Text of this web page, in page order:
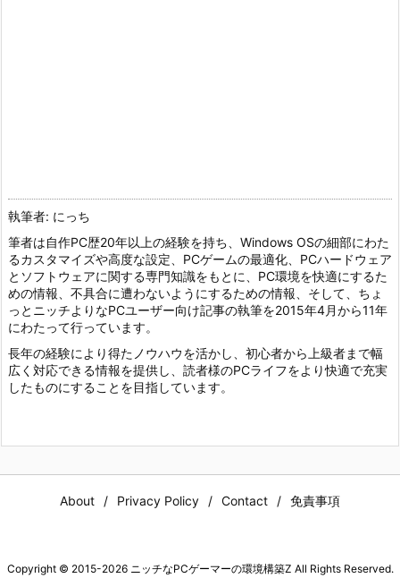
執筆者: にっち
筆者は自作PC歴20年以上の経験を持ち、Windows OSの細部にわた
るカスタマイズや高度な設定、PCゲームの最適化、PCハードウェア
とソフトウェアに関する専門知識をもとに、PC環境を快適にするた
めの情報、不具合に遭わないようにするための情報、そして、ちょ
っとニッチよりなPCユーザー向け記事の執筆を2015年4月から11年
にわたって行っています。
長年の経験により得たノウハウを活かし、初心者から上級者まで幅
広く対応できる情報を提供し、読者様のPCライフをより快適で充実
したものにすることを目指しています。
About Privacy Policy Contact 免責事項
Copyright © 2015-2026 ニッチなPCゲーマーの環境構築Z All Rights Reserved.